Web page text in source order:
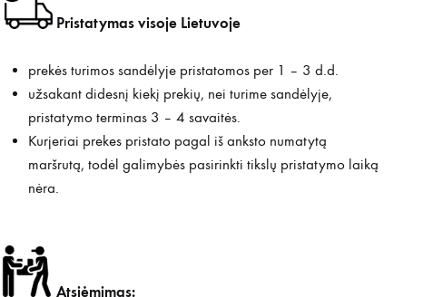
Pristatymas visoje Lietuvoje
prekės turimos sandėlyje pristatomos per 1 – 3 d.d.
užsakant didesnį kiekį prekių, nei turime sandėlyje,
pristatymo terminas 3 – 4 savaitės.
Kurjeriai prekes pristato pagal iš anksto numatytą
maršrutą, todėl galimybės pasirinkti tikslų pristatymo laiką
nėra.
Atsiėmimas: